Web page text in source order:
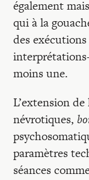
également
qui à la
des
moins une.
L’extension
névrotiques,
paramètres
séances